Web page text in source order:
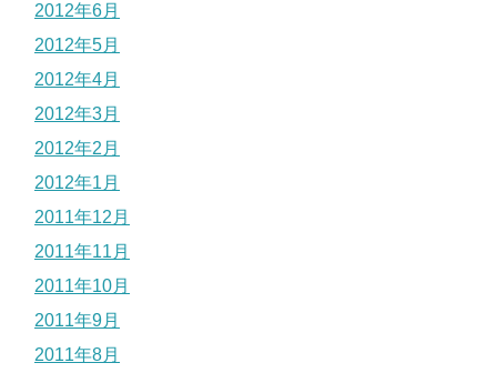
2012年6月
2012年5月
2012年4月
2012年3月
2012年2月
2012年1月
2011年12月
2011年11月
2011年10月
2011年9月
2011年8月